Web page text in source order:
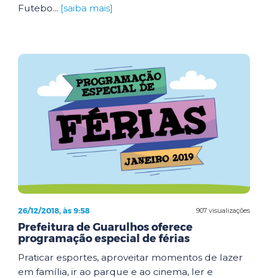
Futebo... [saiba mais]
907 visualizações
26/12/2018, às 9:58
Prefeitura de Guarulhos oferece
programação especial de férias
Praticar esportes, aproveitar momentos de lazer
em família, ir ao parque e ao cinema, ler e